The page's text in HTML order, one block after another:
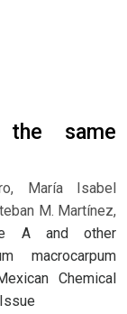
same
María Isabel
M. Martínez,
A and other
macrocarpum
Chemical